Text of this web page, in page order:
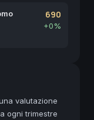
690
+0%
valutazione
ogni trimestre